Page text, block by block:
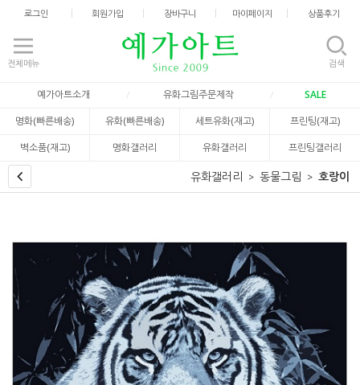
로그인 회원가입 장바구니 마이페이지 상품후기
전체메뉴 검색
예가아트소개 유화그림주문제작
SALE
명화(빠른배송)
유화(빠른배송) 세트유화(재고)
프린팅(재고)
벽소품(재고)
명화갤러리 유화갤러리 프린팅갤러리
유화갤러리 동물그림 호랑이